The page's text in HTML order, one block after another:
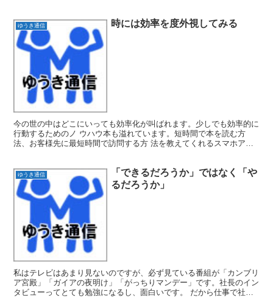
ゆうき通信 時には効率を度外視してみる
今の世の中はどこにいっても効率化が叫ばれます。少しでも効率的に
行動するためのノ ウハウ本も溢れています。短時間で本を読む方
法、お客様先に最短時間で訪問する方 法を教えてくれるスマホアプ
ゆうき通信
「できるだろうか」ではなく「や
るだろうか」
私はテレビはあまり見ないのですが、必ず見ている番組が「カンブリ
ア宮殿」「ガイアの夜明け」「がっちりマンデー」です。社長のイン
タビューってとても勉強になるし、面白いです。 だから仕事で社長